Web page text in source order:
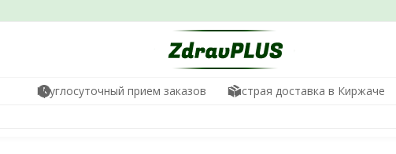
Круглосуточный прием заказов Быстрая доставка в Киржаче